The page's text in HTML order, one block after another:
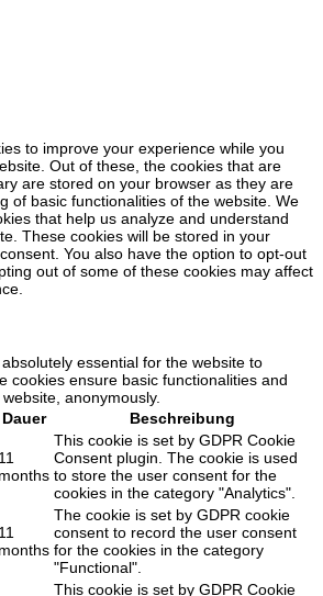
to improve your experience while you
Out of these, the cookies that are
are stored on your browser as they are
of basic functionalities of the website. We
that help us analyze and understand
These cookies will be stored in your
You also have the option to opt-out
out of some of these cookies may affect
essential for the website to
cookies ensure basic functionalities and
anonymously.
Dauer Beschreibung
11
months
This cookie is set by GDPR Cookie
Consent plugin. The cookie is used
to store the user consent for the
cookies in the category "Analytics".
11
months
The cookie is set by GDPR cookie
consent to record the user consent
for the cookies in the category
"Functional".
This cookie is set by GDPR Cookie